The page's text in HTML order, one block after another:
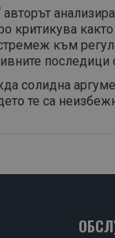
авторът
критикува
към
солидна
те са